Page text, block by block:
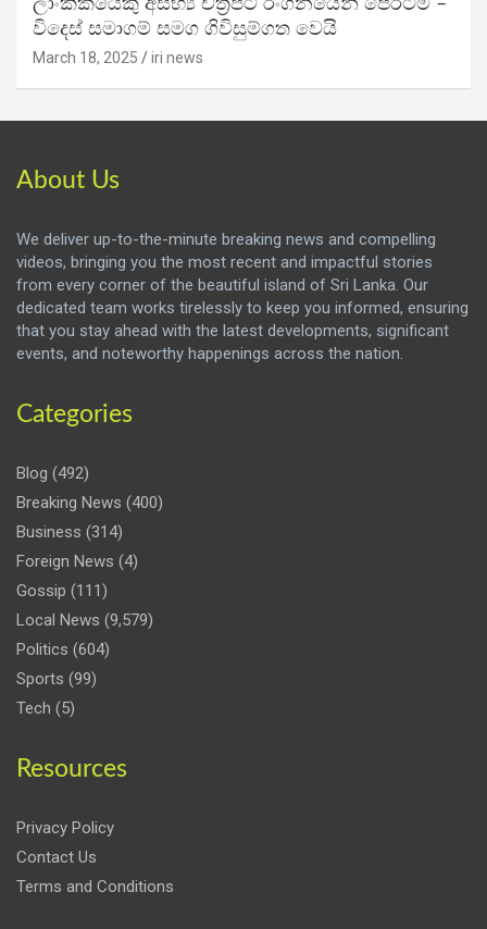
ලාංකිකයෙකු අසභ්‍ය චිත්‍රපට රංගනයෙන් පෙරටම –
විදෙස් සමාගම් සමග ගිවිසුම්ගත වෙයි
March 18, 2025 iri news
About Us
We deliver up-to-the-minute breaking news and compelling
videos, bringing you the most recent and impactful stories
from every corner of the beautiful island of Sri Lanka. Our
dedicated team works tirelessly to keep you informed, ensuring
that you stay ahead with the latest developments, significant
events, and noteworthy happenings across the nation.
Categories
Blog (492)
Breaking News (400)
Business (314)
Foreign News (4)
Gossip (111)
Local News (9,579)
Politics (604)
Sports (99)
Tech (5)
Resources
Privacy Policy
Contact Us
Terms and Conditions